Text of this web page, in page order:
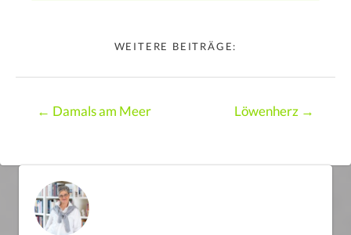
WEITERE BEITRÄGE:
← Damals am Meer Löwenherz →